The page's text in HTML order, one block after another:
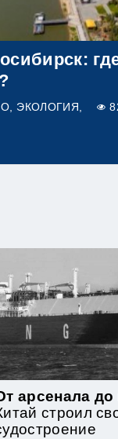
ЭКОЛОГИЯ
арсенала
строил